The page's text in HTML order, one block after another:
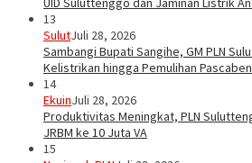
13
SulutJuli 28, 2026
Sambangi Bupati Sangihe, GM PLN
Kelistrikan hingga Pemulihan
14
EkuinJuli 28, 2026
Produktivitas Meningkat, PLN
JRBM ke 10 Juta VA
15